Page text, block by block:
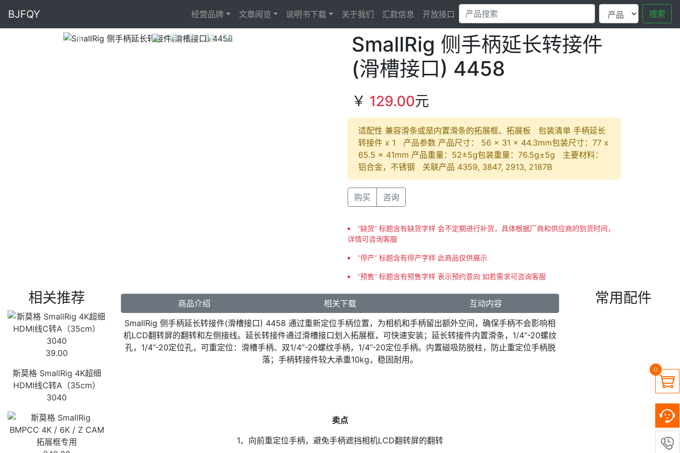
BJFQY 经营品牌 文章阅览 说明书下载 关于我们 汇款信息 开放接口 搜索

0

Previous
SmallRig 侧手柄延长转接件
(滑槽接口) 4458
￥ 129.00元
适配性 兼容滑条或是内置滑条的拓展框、拓展板 包装清单 手柄延长
转接件 x 1 产品参数 产品尺寸： 56 × 31 × 44.3mm包装尺寸：77 x
65.5 x 41mm 产品重量：52±5g包装重量：76.5g±5g 主要材料：
铝合金，不锈钢 关联产品 4359, 3847, 2913, 2187B
购买 咨询
“缺货” 标题含有缺货字样 会不定期进行补货，具体根据厂商和供应商的到货时间，
详情可咨询客服
“停产” 标题含有停产字样 此商品仅供展示
“预售” 标题含有预售字样 表示预约意向 如若需求可咨询客服
相关推荐
39.00
斯莫格 SmallRig 4K超细
HDMI线C转A（35cm）
3040
商品介绍 相关下载
互动内容
SmallRig 侧手柄延长转接件(滑槽接口) 4458 通过重新定位手柄位置，为相机和手柄留出额外空间，确保手柄不会影响相
机LCD翻转屏的翻转和左侧接线。延长转接件通过滑槽接口划入拓展框，可快速安装；延长转接件内置滑条，1/4“-20螺纹
孔，1/4”-20定位孔，可重定位：滑槽手柄、双1/4“-20螺纹手柄，1/4”-20定位手柄。内置磁吸防脱柱，防止重定位手柄脱
落；手柄转接件较大承重10kg，稳固耐用。
卖点
1、向前重定位手柄，避免手柄遮挡相机LCD翻转屏的翻转
常用配件